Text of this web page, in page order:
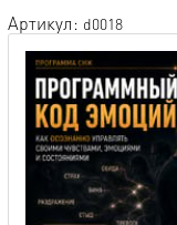
Артикул: d0018